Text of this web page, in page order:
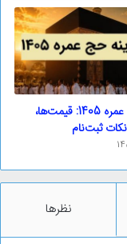
هزینه حج عمره 1405: قیمت‌ها،
ثبت‌نام
نظرها